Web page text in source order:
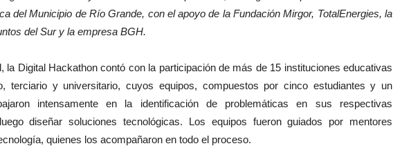
del Municipio de Río Grande, con el apoyo de la Fundación Mirgor, TotalEnergies, la
del Sur y la empresa BGH.
la Digital Hackathon contó con la participación de más de 15 instituciones educativas
terciario y universitario, cuyos equipos, compuestos por cinco estudiantes y un
intensamente en la identificación de problemáticas en sus respectivas
diseñar soluciones tecnológicas. Los equipos fueron guiados por mentores
quienes los acompañaron en todo el proceso.